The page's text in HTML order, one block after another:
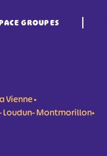
GROUPES
Vienne •
Loudun- Montmorillon•